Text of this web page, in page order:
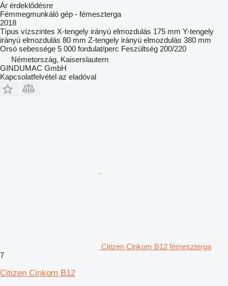
Ár érdeklődésre
Fémmegmunkáló gép - fémeszterga
2018
Típus vízszintes X-tengely irányú elmozdulás 175 mm Y-tengely
irányú elmozdulás 80 mm Z-tengely irányú elmozdulás 380 mm
Orsó sebessége 5 000 fordulat/perc Feszültség 200/220
Németország, Kaiserslautern
GINDUMAC GmbH
Kapcsolatfelvétel az eladóval
Citizen Cinkom B12 fémeszterga
7
Citizen Cinkom B12